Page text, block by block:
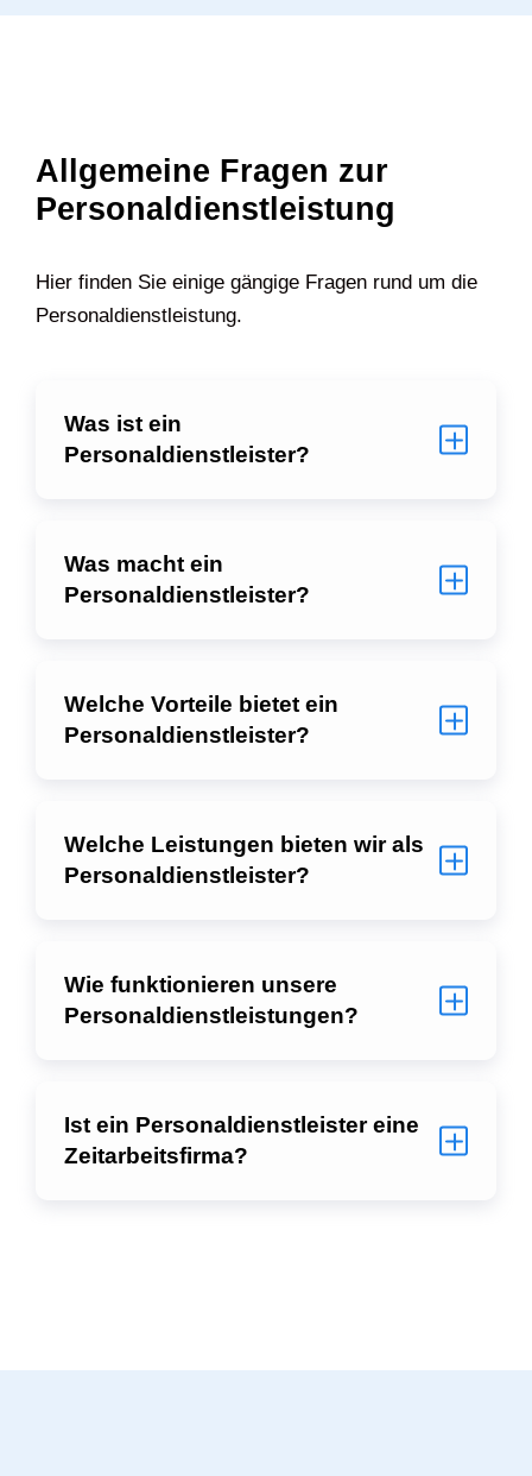
Allgemeine Fragen zur
Personaldienstleistung
Hier finden Sie einige gängige Fragen rund um die
Personaldienstleistung.
Was ist ein
Personaldienstleister?
Was macht ein
Personaldienstleister?
Welche Vorteile bietet ein
Personaldienstleister?
Welche Leistungen bieten wir als
Personaldienstleister?
Wie funktionieren unsere
Personaldienstleistungen?
Ist ein Personaldienstleister eine
Zeitarbeitsfirma?